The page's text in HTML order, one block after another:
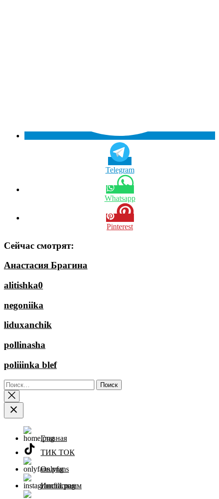
Telegram
Whatsapp
Pinterest
Сейчас смотрят:
Анастасия Брагина
alitishka0
negoniika
liduxanchik
pollinasha
poliiinka blef
Найти:
Главная
ТИК ТОК
Onlyfans
Инстаграмм